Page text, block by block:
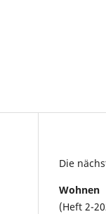
Die
Wohnen
(Heft 2-